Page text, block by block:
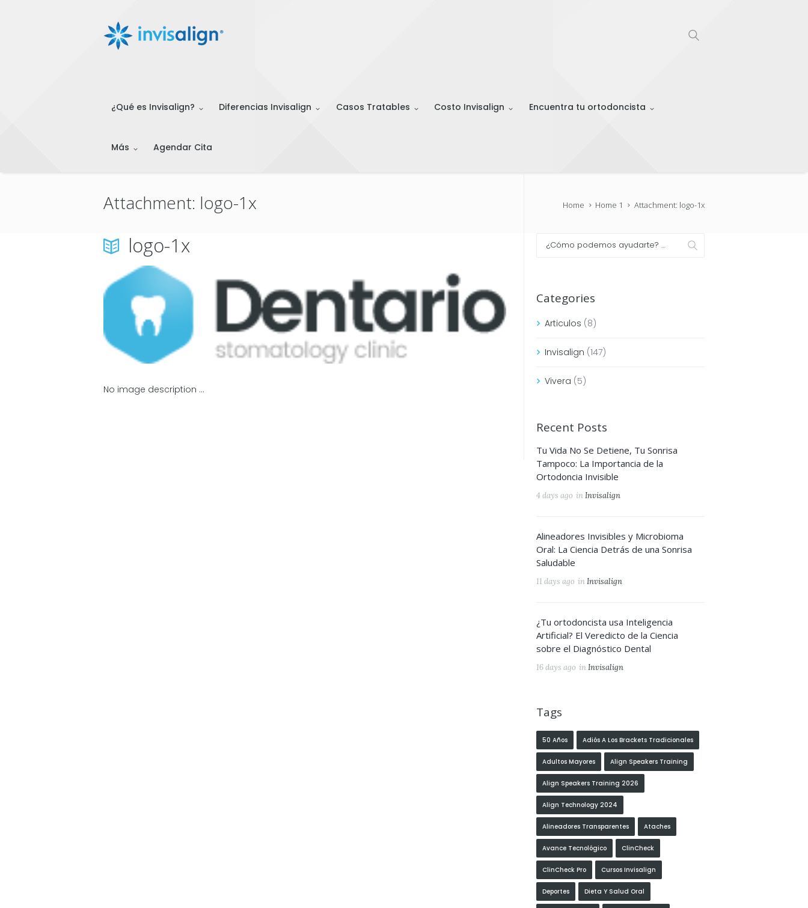
¿Qué es Invisalign? Diferencias Invisalign Casos Tratables Costo Invisalign Encuentra tu ortodoncista
Más Agendar Cita
Attachment: logo-1x Home Home 1 Attachment: logo-1x
logo-1x
No image description ...
Categories
Articulos (8)
Invisalign (147)
Vivera (5)
Recent Posts
Tu Vida No Se Detiene, Tu Sonrisa
Tampoco: La Importancia de la
Ortodoncia Invisible
4 days ago inInvisalign
Alineadores Invisibles y Microbioma
Oral: La Ciencia Detrás de una Sonrisa
Saludable
11 days ago inInvisalign
¿Tu ortodoncista usa Inteligencia
Artificial? El Veredicto de la Ciencia
sobre el Diagnóstico Dental
16 days ago inInvisalign
Tags
50 Años Adiós A Los Brackets Tradicionales
Adultos Mayores Align Speakers Training
Align Speakers Training 2026
Align Technology 2024
Alineadores Transparentes Ataches
Avance Tecnológico ClinCheck
ClinCheck Pro Cursos Invisalign
Deportes Dieta Y Salud Oral